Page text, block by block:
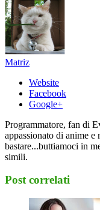
Matriz
Website
Facebook
Google+
Programmatore, fan di
appassionato di anime e
bastare...buttiamoci in
simili.
Post correlati